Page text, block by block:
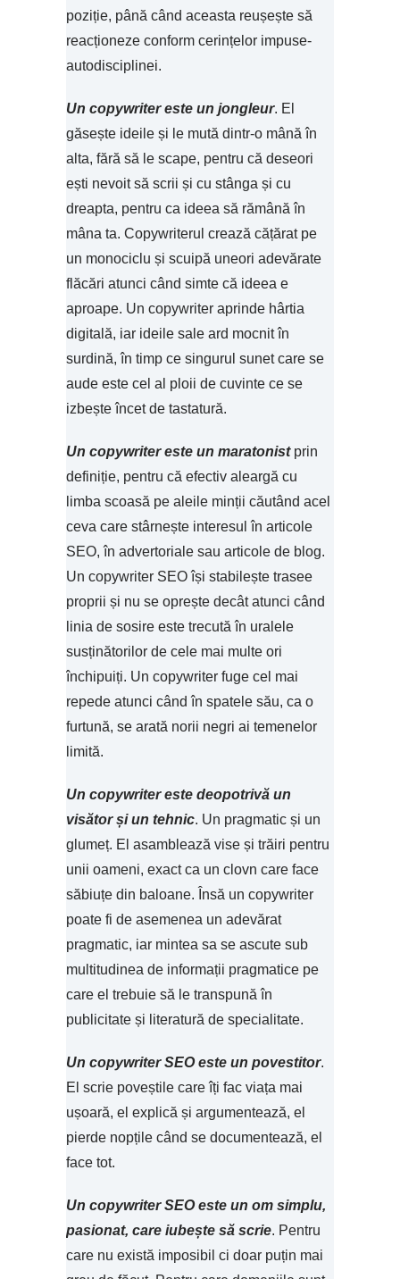
poziție, până când aceasta reușește să
reacționeze conform cerințelor impuse-
autodisciplinei.
Un copywriter este un jongleur. El
găsește ideile și le mută dintr-o mână în
alta, fără să le scape, pentru că deseori
ești nevoit să scrii și cu stânga și cu
dreapta, pentru ca ideea să rămână în
mâna ta. Copywriterul crează cățărat pe
un monociclu și scuipă uneori adevărate
flăcări atunci când simte că ideea e
aproape. Un copywriter aprinde hârtia
digitală, iar ideile sale ard mocnit în
surdină, în timp ce singurul sunet care se
aude este cel al ploii de cuvinte ce se
izbește încet de tastatură.
Un copywriter este un maratonist prin
definiție, pentru că efectiv aleargă cu
limba scoasă pe aleile minții căutând acel
ceva care stârnește interesul în articole
SEO, în advertoriale sau articole de blog.
Un copywriter SEO își stabilește trasee
proprii și nu se oprește decât atunci când
linia de sosire este trecută în uralele
susținătorilor de cele mai multe ori
închipuiți. Un copywriter fuge cel mai
repede atunci când în spatele său, ca o
furtună, se arată norii negri ai temenelor
limită.
Un copywriter este deopotrivă un
visător și un tehnic. Un pragmatic și un
glumeț. El asamblează vise și trăiri pentru
unii oameni, exact ca un clovn care face
săbiuțe din baloane. Însă un copywriter
poate fi de asemenea un adevărat
pragmatic, iar mintea sa se ascute sub
multitudinea de informații pragmatice pe
care el trebuie să le transpună în
publicitate și literatură de specialitate.
Un copywriter SEO este un povestitor.
El scrie poveștile care îți fac viața mai
ușoară, el explică și argumentează, el
pierde nopțile când se documentează, el
face tot.
Un copywriter SEO este un om simplu,
pasionat, care iubește să scrie. Pentru
care nu există imposibil ci doar puțin mai